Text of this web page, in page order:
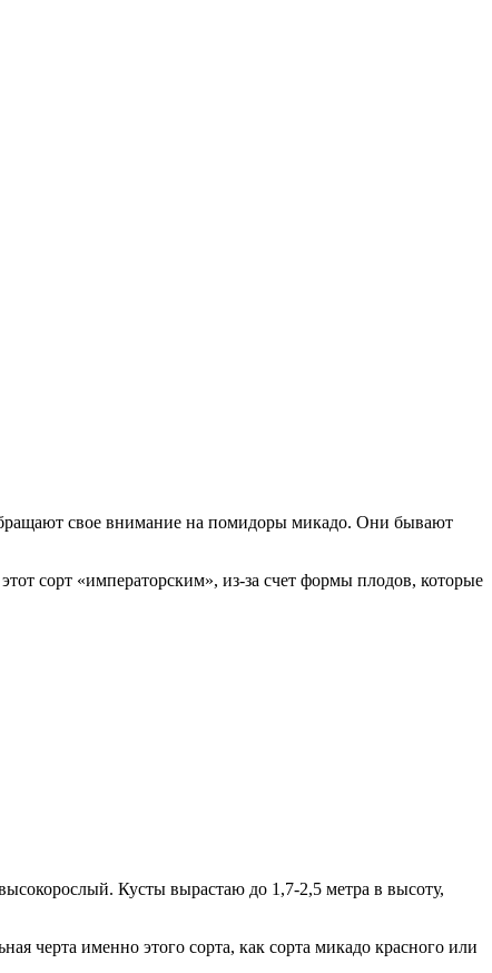
свое внимание на помидоры микадо. Они бывают
сорт «императорским», из-за счет формы плодов, которые
Кусты вырастаю до 1,7-2,5 метра в высоту,
черта именно этого сорта, как сорта микадо красного или